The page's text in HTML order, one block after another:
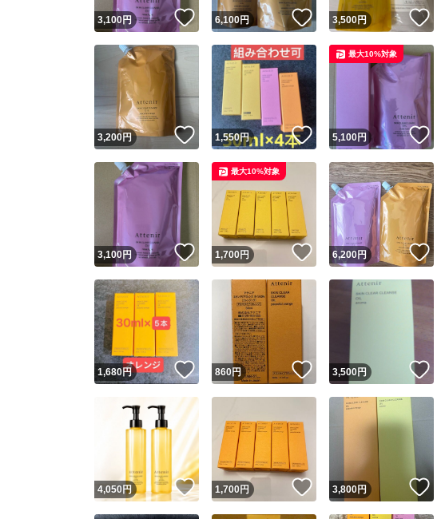
3,100円 いいね！
6,100円 いいね！
3,500円
3,200円 いいね！
1,550円 いいね！
5,100円
最大10%対象
3,100円 いいね！
1,700円 いいね！
最大10%対象
6,200円
1,680円 いいね！
860円 いいね！
3,500円
4,050円 いいね！
1,700円 いいね！
3,800円